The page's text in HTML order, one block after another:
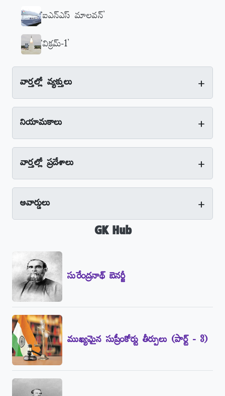
‘ఐఎన్‌ఎస్‌ మాలవన్‌’
‘విక్రమ్‌-1’
వార్తల్లో వ్యక్తులు +
నియామకాలు +
వార్తల్లో ప్రదేశాలు +
అవార్డులు +
GK Hub
సురేంద్రనాథ్‌ బెనర్జీ
ముఖ్యమైన సుప్రీంకోర్టు తీర్పులు (పార్ట్‌ - 3)